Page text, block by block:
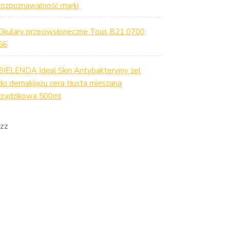
marki
przeciwsłoneczne Tous B21 0700
Ideal Skin Antybakteryjny żel
demakijażu cera tłusta mieszana
500ml